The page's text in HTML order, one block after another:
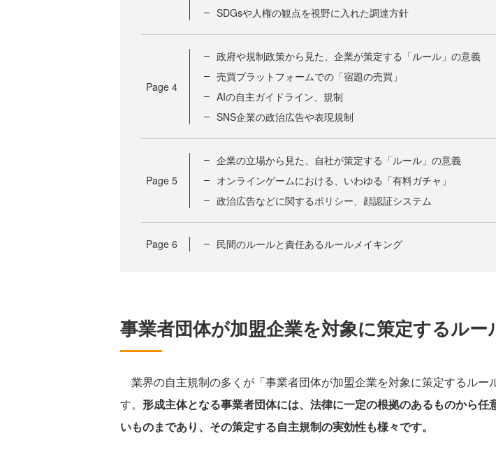
SDGsや人権の観点を視野に入れた調達方針
Page 4
政府や規制政策から見た、企業が策定する「ルール」の意義
売買プラットフォームでの「宿題の売買」
AIの自主ガイドライン、規制
SNS企業の政治広告や表現規制
Page 5
企業の立場から見た、自社が策定する「ルール」の意義
オンラインゲームにおける、いわゆる「有料ガチャ」
政治広告などに関するポリシー、顔認証システム
Page 6 民間のルールと責任あるルールメイキング
事業者団体が加盟企業を対象に策定するルー
業界の自主規制の多くが「事業者団体が加盟企業を対象に策定するルー
す。 形成主体となる事業者団体には、法律に一定の根拠のあるものから任
いものまであり、その策定する自主規制の実効性も様々です。